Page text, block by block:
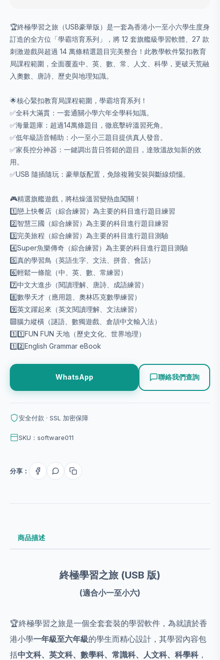
🏆終極學習之旅（USB豪華版）是一套為香港小一至小六學生度身
訂造的全方位「學霸培育系列」，將 12 套旗艦級學習軟體、27 款
刺激遊戲與超過 14 萬條精選題目完美整合！此教學軟件緊扣教育
局課程範圍，全面覆蓋中、英、數、常、人文、科學，更破天荒融
入奧數、唐詩、歷史與地理知識。
🌟核心緊扣教育局課程範圍，學霸培育系列！
✅全科大滿貫：一套通關小學六年全學科知識。
✅海量題庫：超過14萬條題目，徹底擊碎溫習死角。
✅低年級語音輔助：小一至小三題目提供真人發音。
✅家長控分神器：一鍵調出昔日答錯的題目，達致溫故知新的效
用。
✅USB 隨插隨玩：豪華版配置，免除複雜安裝與斷線煩惱。
🎮精選旗艦遊戲，將枯燥溫習變熱血闖關！
1️⃣戀上快餐店（綜合練習）為主要的科目進行題目練習
2️⃣智慧三國（綜合練習）為主要的科目進行題目練習
3️⃣完美旅程（綜合練習）為主要的科目進行題目測驗
4️⃣Super魚樂傳奇（綜合練習）為主要的科目進行題目測驗
5️⃣真的學習鳥（英語生字、文法、拼音、會話）
6️⃣輕鬆一條龍（中、英、數、常練習）
7️⃣中文大進步（閱讀理解、唐詩、成語練習）
8️⃣數學天才（應用題、奧林匹克數學練習）
9️⃣英文躍起來（英文閱讀理解、文法練習）
🔟腦力縱橫（謎語、數獨遊戲、倉頡中文輸入法）
1️⃣1️⃣FUN FUN 天地（歷史文化、世界地理）
1️⃣2️⃣English Grammar eBook
WhatsApp 聯絡我們查詢
安全付款 · SSL 加密保障
SKU：software011
分享：
商品描述
終極學習之旅 (USB 版)
(適合小一至小六)
🏆終極學習之旅是一個全套套裝的學習軟件，為就讀於香
港小學一年級至六年級的學生而精心設計，其學習內容包
括中文科、英文科、數學科、常識科、人文科、科學科，